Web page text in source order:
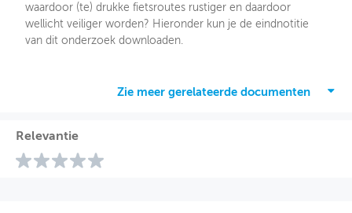
waardoor (te) drukke fietsroutes rustiger en daardoor
wellicht veiliger worden? Hieronder kun je de eindnotitie
van dit onderzoek downloaden.
Zie meer gerelateerde documenten
Relevantie